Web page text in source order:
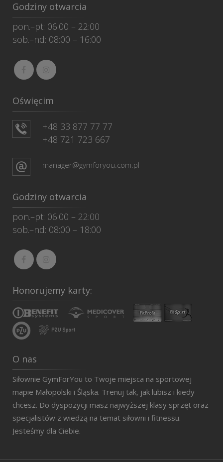
Godziny otwarcia
pon.–pt: 06:00 – 22:00
sob.–nd: 08:00 – 16:00
Oświęcim
+48 33 877 77 77
+48 721 723 667
manager@gymforyou.com.pl
Godziny otwarcia
pon.–pt: 06:00 – 22:00
sob.–nd: 08:00 – 18:00
Honorujemy karty:
O nas
Siłownie GymForYou to Twoje miejsca na sportowej
mapie Małopolski i Śląska. Trenuj tak, jak lubisz i kiedy
chcesz. Do dyspozycji masz najwyższej klasy sprzęt oraz
specjalistów z wiedzą na temat siłowni i fitnessu.
Jesteśmy dla Ciebie.